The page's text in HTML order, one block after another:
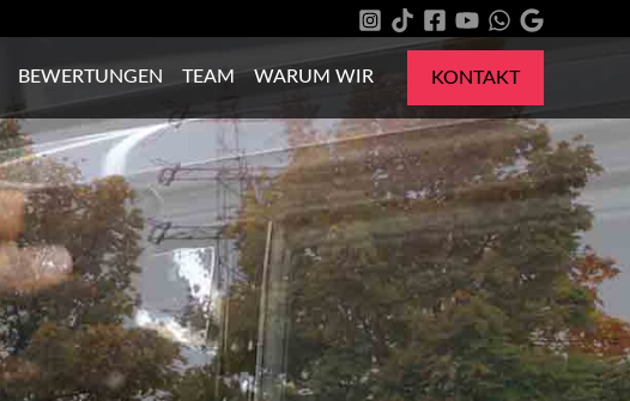
BEWERTUNGEN TEAM WARUM WIR KONTAKT